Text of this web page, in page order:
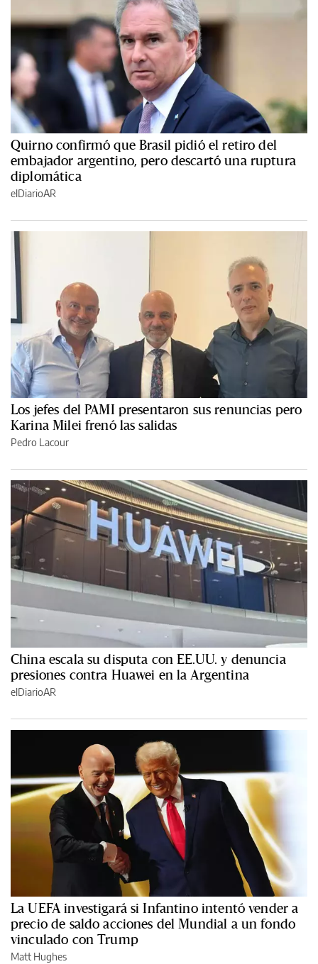
Quirno confirmó que Brasil pidió el retiro del
embajador argentino, pero descartó una ruptura
diplomática
elDiarioAR
Los jefes del PAMI presentaron sus renuncias pero
Karina Milei frenó las salidas
Pedro Lacour
China escala su disputa con EE.UU. y denuncia
presiones contra Huawei en la Argentina
elDiarioAR
La UEFA investigará si Infantino intentó vender a
precio de saldo acciones del Mundial a un fondo
vinculado con Trump
Matt Hughes